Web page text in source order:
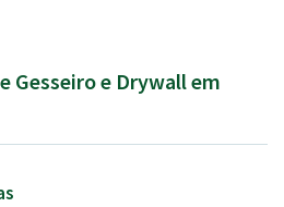
Gesseiro e Drywall em